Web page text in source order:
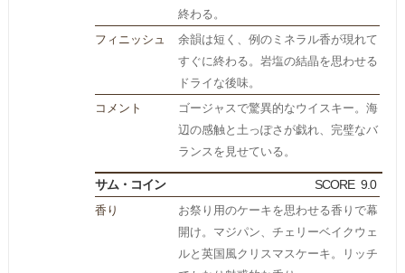
終わる。
フィニッシュ
余韻は短く、例のミネラル香が現れて
すぐに終わる。岩塩の結晶を思わせる
ドライな後味。
コメント
ゴージャスで驚異的なウイスキー。海
辺の感触と土っぽさが戯れ、完璧なバ
ランスを見せている。
サム・コイン SCORE 9.0
香り
お祭り用のケーキを思わせる香りで幕
開け。マジパン、チェリーベイクウェ
ルと英国風クリスマスケーキ。リッチ